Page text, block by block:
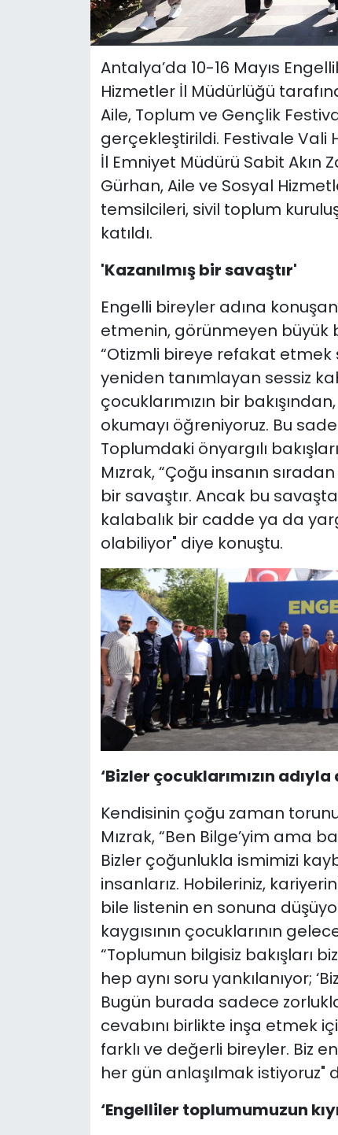
Antalya’da 10-16 Mayıs
Hizmetler İl Müdürlüğü
Aile, Toplum ve Gençlik
gerçekleştirildi. Festivale Vali
İl Emniyet Müdürü Sabit Akın
Gürhan, Aile ve Sosyal
temsilcileri, sivil toplum
katıldı.
'Kazanılmış bir savaştır'
Engelli bireyler adına
etmenin, görünmeyen büyük
“Otizmli bireye refakat etmek
yeniden tanımlayan sessiz
çocuklarımızın bir
okumayı öğreniyoruz. Bu
Toplumdaki önyargılı
Mızrak, “Çoğu insanın
bir savaştır. Ancak bu
kalabalık bir cadde ya da
olabiliyor" diye konuştu.
‘Bizler çocuklarımızın adıyla
Kendisinin çoğu zaman
Mızrak, “Ben Bilge’yim ama
Bizler çoğunlukla ismimizi
insanlarız. Hobileriniz,
bile listenin en sonuna
kaygısının çocuklarının
“Toplumun bilgisiz bakışları
hep aynı soru yankılanıyor;
Bugün burada sadece
cevabını birlikte inşa etmek
farklı ve değerli bireyler. Biz
her gün anlaşılmak istiyoruz"
‘Engelliler toplumumuzun